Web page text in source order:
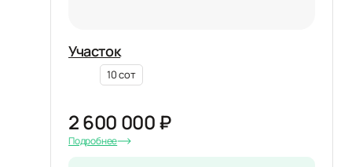
Участок
10 сот
2 600 000 ₽
Подробнее